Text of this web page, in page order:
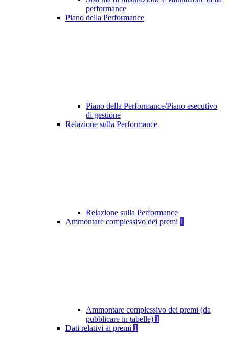
performance
Piano della Performance
Piano della Performance/Piano esecutivo
di gestione
Relazione sulla Performance
Relazione sulla Performance
Ammontare complessivo dei premi 1
Ammontare complessivo dei premi (da
pubblicare in tabelle) 1
Dati relativi ai premi 1